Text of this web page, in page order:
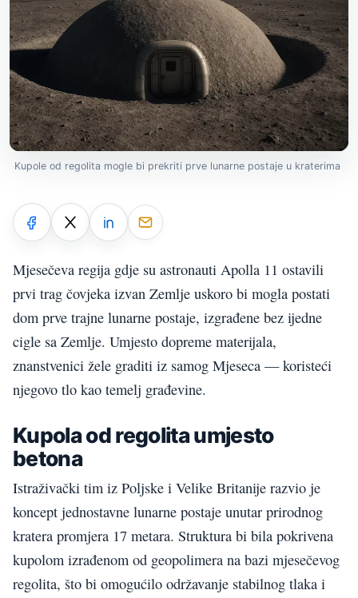
Kupole od regolita mogle bi prekriti prve lunarne postaje u kraterima
Mjesečeva regija gdje su astronauti Apolla 11 ostavili
prvi trag čovjeka izvan Zemlje uskoro bi mogla postati
dom prve trajne lunarne postaje, izgrađene bez ijedne
cigle sa Zemlje. Umjesto dopreme materijala,
znanstvenici žele graditi iz samog Mjeseca — koristeći
njegovo tlo kao temelj građevine.
Kupola od regolita umjesto
betona
Istraživački tim iz Poljske i Velike Britanije razvio je
koncept jednostavne lunarne postaje unutar prirodnog
kratera promjera 17 metara. Struktura bi bila pokrivena
kupolom izrađenom od geopolimera na bazi mjesečevog
regolita, što bi omogućilo održavanje stabilnog tlaka i